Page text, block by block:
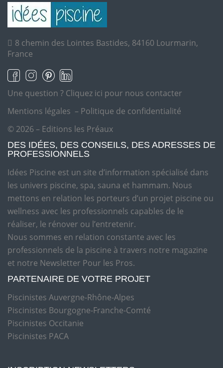
8 chemin des Lointes Bastides, 84160 Lourmarin,
France
Une question ? Cliquez ici pour nous contacter
Mentions légales – Politique de confidentialité
© 2026 – Editions les Préaux
DES IDÉES, DES CONSEILS, DES ADRESSES DE
PROFESSIONNELS
Idées Piscine est un site d’information spécialisé dans
les univers piscine, spa, sauna et hammam. Nous
mettons en relation les porteurs d’un projet piscine ou
wellness avec les professionnels capables de le
réaliser, le rénover ou l’entretenir.
Nous sommes en relation constante avec les
professionnels de la piscine à travers notre magazine
et notre Newsletter Pour les Pros.
PARTENAIRE DE VOTRE PROJET
Piscinistes Auvergne-Rhône-Alpes
Piscinistes Bourgogne-Franche-Comté
Piscinistes Occitanie
Piscinistes PACA